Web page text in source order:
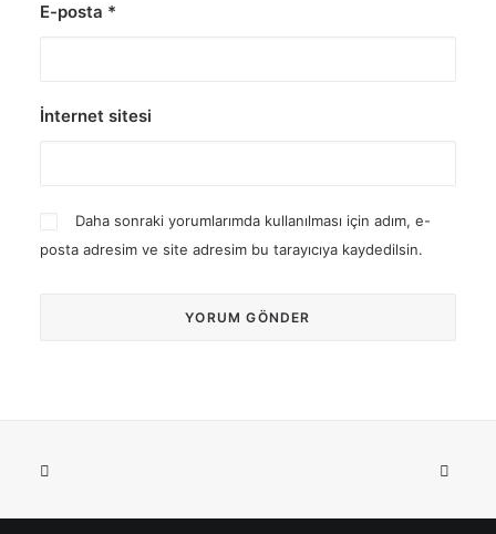
E-posta *
İnternet sitesi
Daha sonraki yorumlarımda kullanılması için adım, e-
posta adresim ve site adresim bu tarayıcıya kaydedilsin.